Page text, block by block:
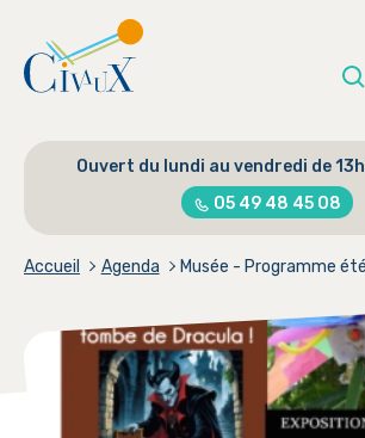
Ouvert du lundi au vendredi de
05 49 48 45 08
votre
recherche
Accueil Agenda Musée - Programme